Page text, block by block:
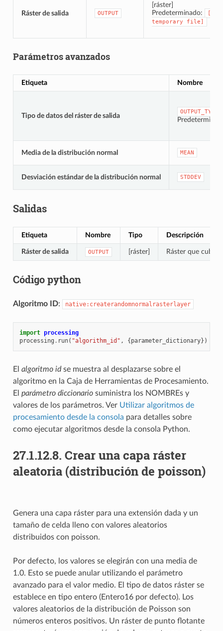
Ráster de salida OUTPUT
[ráster]
Predeterminado:
temporary
file]
Parámetros avanzados
Etiqueta Nombre
Tipo de datos del ráster de salida
OUTPUT_TYPE
Media de la distribución normal MEAN
Desviación estándar de la distribución normal STDDEV
Salidas
Etiqueta Nombre Tipo Descripción
Ráster de salida OUTPUT [ráster] Ráster que cubre
Código python
Algoritmo ID: native:createrandomnormalrasterlayer
import processing
processing . run( "algorithm_id" , {parameter_dictionary})
El algoritmo idse muestra al desplazarse sobre el
algoritmo en la Caja de Herramientas de Procesamiento.
El parámetro diccionariosuministra los NOMBREs y
valores de los parámetros. Ver Utilizar algoritmos de
procesamiento desde la consola para detalles sobre
como ejecutar algoritmos desde la consola Python.
27.1.12.8. Crear una capa ráster
aleatoria (distribución de poisson)
Genera una capa ráster para una extensión dada y un
tamaño de celda lleno con valores aleatorios
distribuidos con poisson.
Por defecto, los valores se elegirán con una media de
1.0. Esto se puede anular utilizando el parámetro
avanzado para el valor medio. El tipo de datos ráster se
establece en tipo entero (Entero16 por defecto). Los
valores aleatorios de la distribución de Poisson son
números enteros positivos. Un ráster de punto flotante